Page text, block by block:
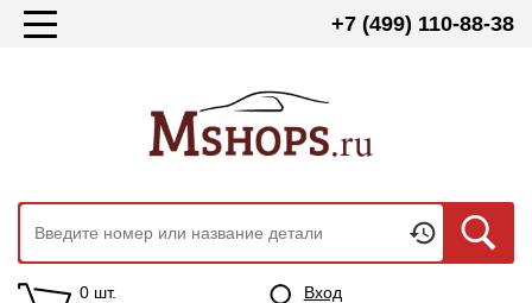
+7 (499) 110-88-38
0 шт.
Вход